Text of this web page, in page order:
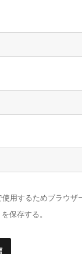
用するためブラウザ
保存する。